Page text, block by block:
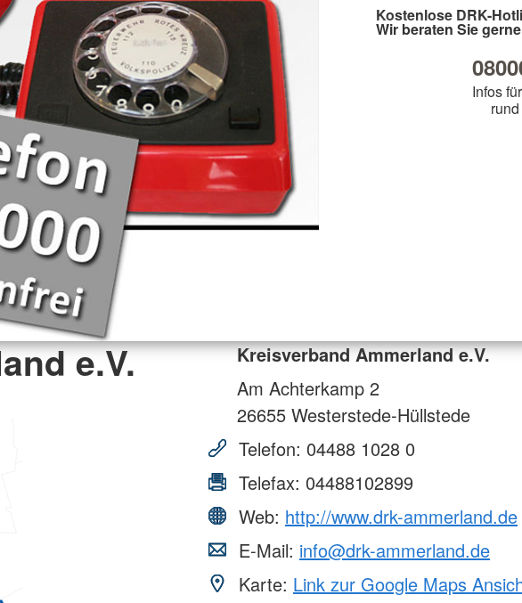
Kostenlose DRK-
Wir beraten Sie
Infos
e.V.
Kreisverband Ammerland e.V.
Am Achterkamp 2
26655 Westerstede-Hüllstede
Telefon: 04488 1028 0
Telefax: 04488102899
Web: http://www.drk-ammerland.de
E-Mail: info@drk-ammerland.de
Karte: Link zur Google Maps